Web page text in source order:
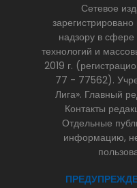
Сетевое
надзору в
технологий и
2019 г.
77 - 77562).
Лига». Главный
Контакты
Отдельные
информацию,